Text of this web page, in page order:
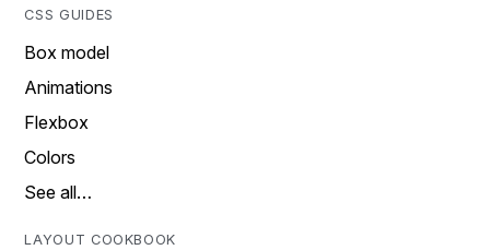
CSS GUIDES
Box model
Animations
Flexbox
Colors
See all…
LAYOUT COOKBOOK